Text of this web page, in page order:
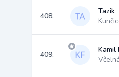
408.
Tazik
409.
Kamil